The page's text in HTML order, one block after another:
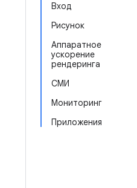
Вход
Рисунок
Аппаратное
ускорение
рендеринга
СМИ
Мониторинг
Приложения